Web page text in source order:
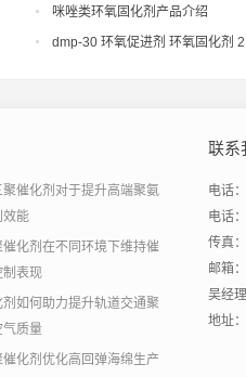
咪唑类环氧固化剂产品介绍
dmp-30 环氧促进剂 环氧固化剂
催化剂对于提升高端聚氨
效能
化剂在不同环境下维持催
制表现
如何助力提升轨道交通聚
气质量
化剂优化高回弹海绵生产
联系
电话
电话
传真
邮箱
吴经
地址